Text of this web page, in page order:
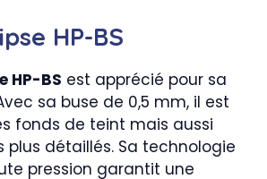
HP-BS
HP-BS est apprécié pour sa
sa buse de 0,5 mm, il est
fonds de teint mais aussi
plus détaillés. Sa technologie
pression garantit une